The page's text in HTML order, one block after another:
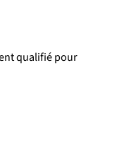
qualifié pour